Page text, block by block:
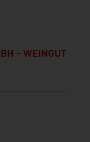
- WEINGUT